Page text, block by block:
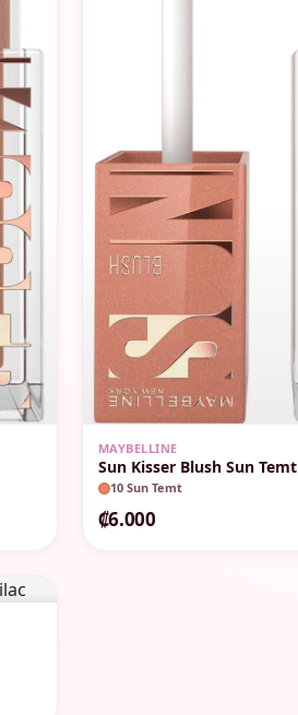
MAYBELLINE
Sun Kisser Blush Sun Temt
10 Sun Temt
₡6.000